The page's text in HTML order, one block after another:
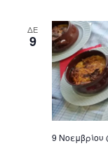
ΔΕ
9
9 Νοεμβρίου